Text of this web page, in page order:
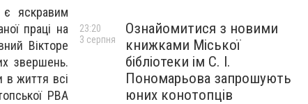
є яскравим
праці на
Вікторе
звершень.
в життя всі
РВА
Ознайомитися з новими
книжками Міської
бібліотеки ім С. І.
Пономарьова запрошують
юних конотопців
23:20
3 серпня